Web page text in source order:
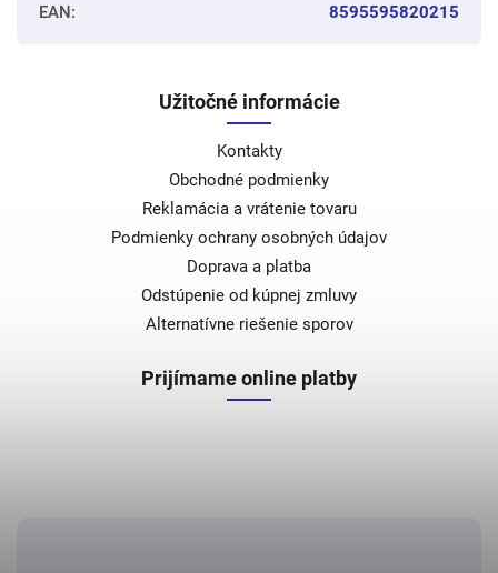
EAN: 8595595820215
Užitočné informácie
Kontakty
Obchodné podmienky
Reklamácia a vrátenie tovaru
Podmienky ochrany osobných údajov
Doprava a platba
Odstúpenie od kúpnej zmluvy
Alternatívne riešenie sporov
Prijímame online platby